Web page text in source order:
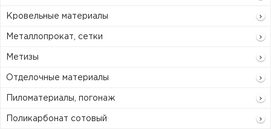
Кровельные материалы
Металлопрокат, сетки
Метизы
Отделочные материалы
Пиломатериалы, погонаж
Поликарбонат сотовый